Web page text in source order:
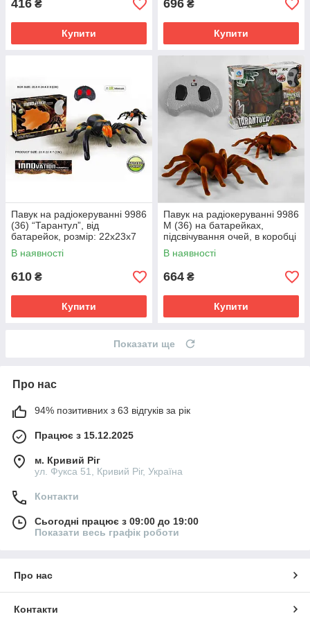
416 ₴
Купити
696 ₴
Купити
Павук на радіокеруванні 9986
(36) “Тарантул”, від
батарейок, розмір: 22х23х7
см, пульт, рухомі лапки, в
коробці
В наявності
610 ₴
Купити
Павук на радіокеруванні 9986
M (36) на батарейках,
підсвічування очей, в коробці
В наявності
664 ₴
Купити
Показати ще
Про нас
94% позитивних з 63 відгуків за рік
Працює з 15.12.2025
м. Кривий Ріг
ул. Фукса 51, Кривий Ріг, Україна
Контакти
Сьогодні працює з 09:00 до 19:00
Показати весь графік роботи
Про нас
Контакти